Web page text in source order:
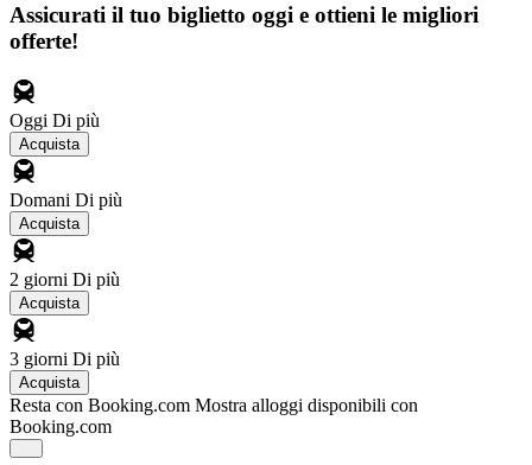
Assicurati il ​​tuo biglietto oggi e ottieni le migliori
offerte!
Oggi Di più
Acquista
Domani Di più
Acquista
2 giorni Di più
Acquista
3 giorni Di più
Acquista
Resta con Booking.com Mostra alloggi disponibili con
Booking.com